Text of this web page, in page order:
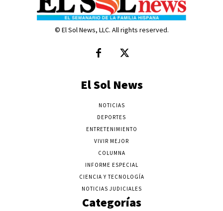
© El Sol News, LLC. All rights reserved.
El Sol News
NOTICIAS
DEPORTES
ENTRETENIMIENTO
VIVIR MEJOR
COLUMNA
INFORME ESPECIAL
CIENCIA Y TECNOLOGÍA
NOTICIAS JUDICIALES
Categorías